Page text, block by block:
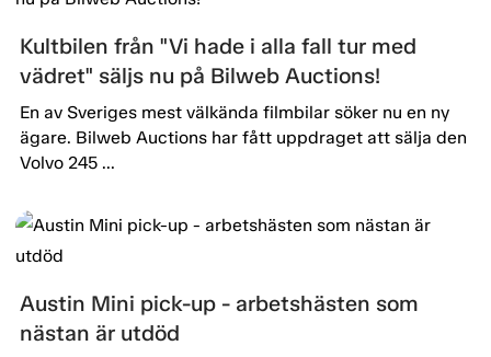
Kultbilen från "Vi hade i alla fall tur med
vädret" säljs nu på Bilweb Auctions!
En av Sveriges mest välkända filmbilar söker nu en ny
ägare. Bilweb Auctions har fått uppdraget att sälja den
Volvo 245 ...
Austin Mini pick-up - arbetshästen som
nästan är utdöd